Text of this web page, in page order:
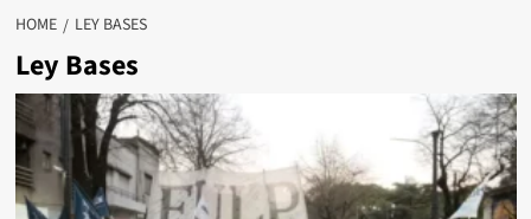
HOME LEY BASES
Ley Bases